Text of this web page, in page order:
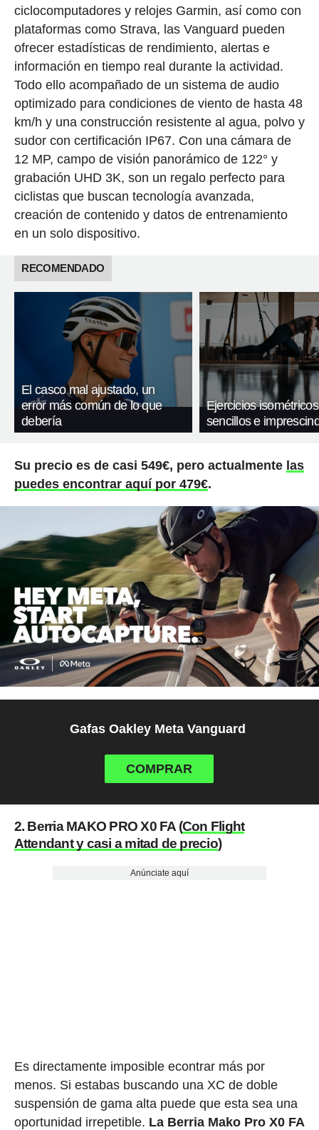
ciclocomputadores y relojes Garmin, así como con
plataformas como Strava, las Vanguard pueden
ofrecer estadísticas de rendimiento, alertas e
información en tiempo real durante la actividad.
Todo ello acompañado de un sistema de audio
optimizado para condiciones de viento de hasta 48
km/h y una construcción resistente al agua, polvo y
sudor con certificación IP67. Con una cámara de
12 MP, campo de visión panorámico de 122° y
grabación UHD 3K, son un regalo perfecto para
ciclistas que buscan tecnología avanzada,
creación de contenido y datos de entrenamiento
en un solo dispositivo.
RECOMENDADO
El casco mal ajustado, un
error más común de lo que
debería
Ejercicios
sencillos e
Su precio es de casi 549€, pero actualmente las
puedes encontrar aquí por 479€.
Gafas Oakley Meta Vanguard
COMPRAR
2. Berria MAKO PRO X0 FA (Con Flight
Attendant y casi a mitad de precio)
Anúnciate aquí
Es directamente imposible econtrar más por
menos. Si estabas buscando una XC de doble
suspensión de gama alta puede que esta sea una
oportunidad irrepetible. La Berria Mako Pro X0 FA